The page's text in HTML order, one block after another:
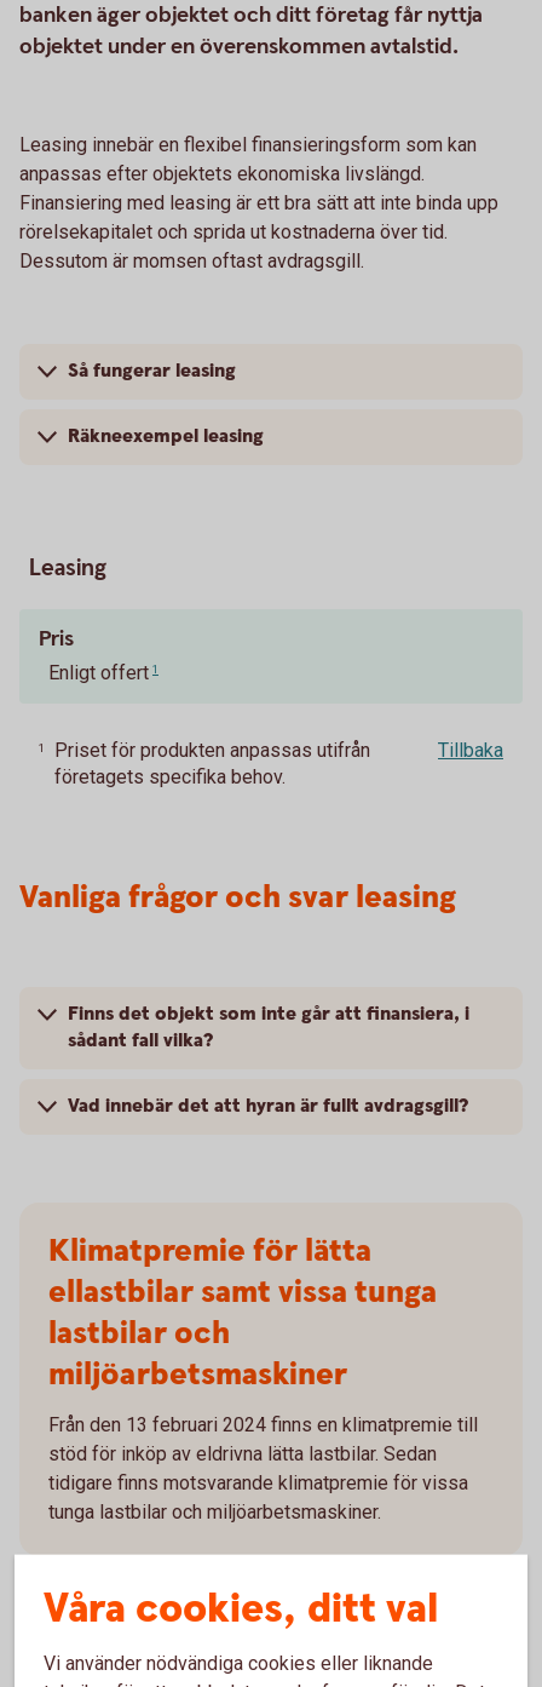
banken äger objektet och ditt företag får nyttja
objektet under en överenskommen avtalstid.
Leasing innebär en flexibel finansieringsform som kan
anpassas efter objektets ekonomiska livslängd.
Finansiering med leasing är ett bra sätt att inte binda upp
rörelsekapitalet och sprida ut kostnaderna över tid.
Dessutom är momsen oftast avdragsgill.
Så fungerar leasing
Räkneexempel leasing
Leasing
Pris
Enligt offert 1
1
Priset för produkten anpassas utifrån
företagets specifika behov.
Tillbaka
Vanliga frågor och svar leasing
Finns det objekt som inte går att finansiera, i
sådant fall vilka?
Vad innebär det att hyran är fullt avdragsgill?
Klimatpremie för lätta
ellastbilar samt vissa tunga
lastbilar och
miljöarbetsmaskiner
Från den 13 februari 2024 finns en klimatpremie till
stöd för inköp av eldrivna lätta lastbilar. Sedan
tidigare finns motsvarande klimatpremie för vissa
tunga lastbilar och miljöarbetsmaskiner.
Skaffa e-faktura
Våra cookies, ditt val
Vi använder nödvändiga cookies eller liknande